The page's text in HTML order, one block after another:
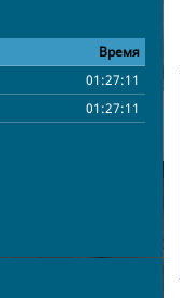
Время
01:27:11
01:27:11